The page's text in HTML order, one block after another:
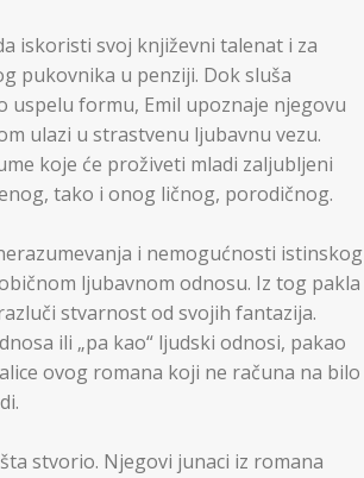
iskoristi svoj književni talenat i za
pukovnika u penziji. Dok sluša
uspelu formu, Emil upoznaje njegovu
ulazi u strastvenu ljubavnu vezu.
koje će proživeti mladi zaljubljeni
tako i onog ličnog, porodičnog.
i nemogućnosti istinskog
ljubavnom odnosu. Iz tog pakla
stvarnost od svojih fantazija.
ili „pa kao“ ljudski odnosi, pakao
ovog romana koji ne računa na bilo
stvorio. Njegovi junaci iz romana